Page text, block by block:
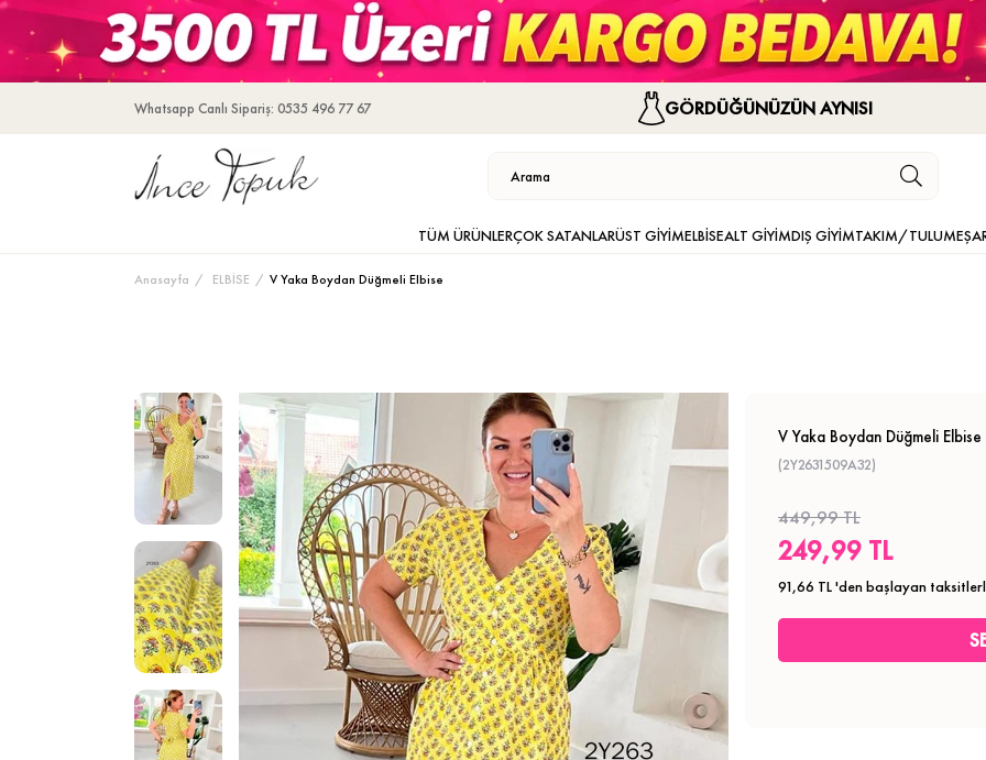
Whatsapp Canlı Sipariş: 0535 496 77 67 GÖRDÜĞÜNÜZÜN AYNISI
TÜM ÜRÜNLERÇOK SATANLARÜST GİYİMELBİSEALT GİYİMDIŞ GİYİMTAKIM/TULUM
Anasayfa ELBİSE V Yaka Boydan Düğmeli Elbise
V Yaka Boydan Düğmeli Elbise
(2Y2631509A32)
449,99 TL
249,99 TL
91,66 TL'den başlayan